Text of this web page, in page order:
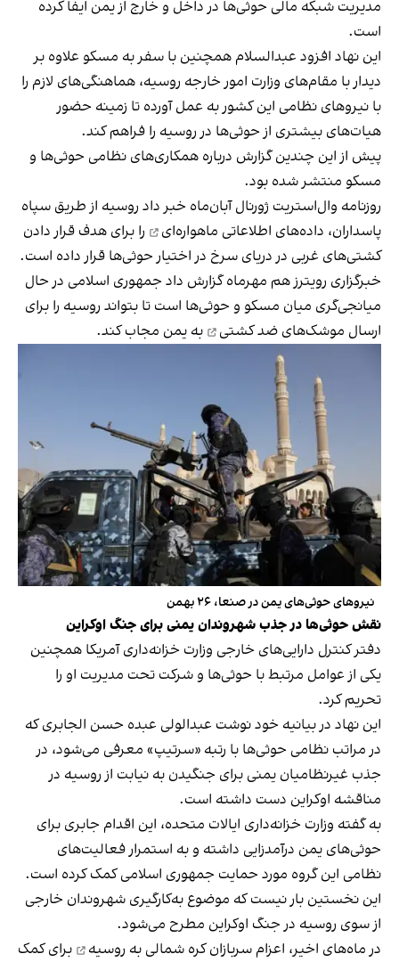
مدیریت شبکه مالی حوثی‌ها در داخل و خارج از یمن ایفا کرده
است.
این نهاد افزود عبدالسلام همچنین با سفر به مسکو علاوه بر
دیدار با مقام‌های وزارت امور خارجه روسیه، هماهنگی‌های لازم را
با نیروهای نظامی این کشور به عمل آورده تا زمینه حضور
هیات‌های بیشتری از حوثی‌ها در روسیه را فراهم کند.
پیش از این چندین گزارش درباره همکاری‌های نظامی حوثی‌ها و
مسکو منتشر شده بود.
روزنامه وال‌استریت‌ ژورنال آبان‌ماه خبر داد روسیه از طریق سپاه
پاسداران، داده‌های اطلاعاتی ماهوا‌ره‌ای
را برای هدف‌ قرار دادن
کشتی‌های غربی در دریای سرخ در اختیار حوثی‌ها قرار داده است.
خبرگزاری رویترز هم مهرماه گزارش داد جمهوری اسلامی در حال
میانجی‌گری میان مسکو و حوثی‌ها است تا بتواند روسیه را برای
ارسال موشک‌های ضد کشتی
به یمن مجاب کند.
نیروهای حوثی‌های یمن در صنعا، ۲۶ بهمن
نقش‌ حوثی‌ها در جذب شهروندان یمنی برای جنگ اوکراین
دفتر کنترل دارایی‌های خارجی وزارت خزانه‌داری آمریکا همچنین
یکی از عوامل مرتبط با حوثی‌ها و شرکت تحت مدیریت او را
تحریم کرد.
این نهاد در بیانیه خود نوشت عبدالولی عبده حسن الجابری که
در مراتب نظامی حوثی‌ها با رتبه «سرتیپ» معرفی می‌شود، در
جذب غیرنظامیان یمنی برای جنگیدن به نیابت از روسیه در
مناقشه اوکراین دست داشته است.
به گفته وزارت خزانه‌داری ایالات متحده، این اقدام جابری برای
حوثی‌های یمن درآمدزایی داشته و به استمرار فعالیت‌های
نظامی این گروه مورد حمایت جمهوری اسلامی کمک کرده است.
این نخستین بار نیست که موضوع به‌کارگیری شهروندان خارجی
از سوی روسیه در جنگ اوکراین مطرح می‌شود.
در ماه‌های اخیر، اعزام سربازان کره شمالی به روسیه
برای کمک